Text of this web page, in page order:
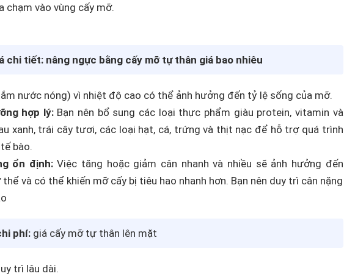
chạm vào vùng cấy mỡ.
chi tiết: nâng ngực bằng cấy mỡ tự thân giá bao nhiêu
nước nóng) vì nhiệt độ cao có thể ảnh hưởng đến tỷ lệ sống của mỡ.
hợp lý:Bạn nên bổ sung các loại thực phẩm giàu protein, vitamin và
xanh, trái cây tươi, các loại hạt, cá, trứng và thịt nạc để hỗ trợ quá trình
bào.
ổn định:Việc tăng hoặc giảm cân nhanh và nhiều sẽ ảnh hưởng đến
và có thể khiến mỡ cấy bị tiêu hao nhanh hơn. Bạn nên duy trì cân nặng
phí: giá cấy mỡ tự thân lên mặt
trì lâu dài.